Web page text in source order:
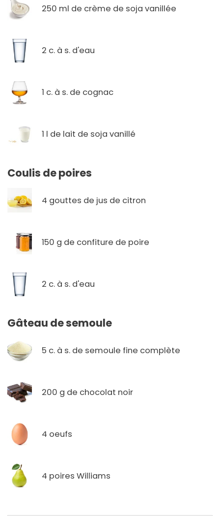
250 ml de crème de soja vanillée
2 c. à s. d'eau
1 c. à s. de cognac
1 l de lait de soja vanillé
Coulis de poires
4 gouttes de jus de citron
150 g de confiture de poire
2 c. à s. d'eau
Gâteau de semoule
5 c. à s. de semoule fine complète
200 g de chocolat noir
4 oeufs
4 poires Williams